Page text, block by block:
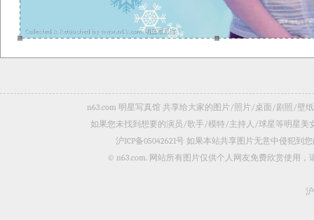
n63.com 明星写真馆 共享给大家的图片/照片/桌面/剧照/壁
如果您未找到想要的演员/歌手/模特/主持人/球星等明星美
沪ICP备05042621号 如果本站共享图片无意中侵犯到
© n63.com. 网站所有图片仅供个人网友免费欣赏使用